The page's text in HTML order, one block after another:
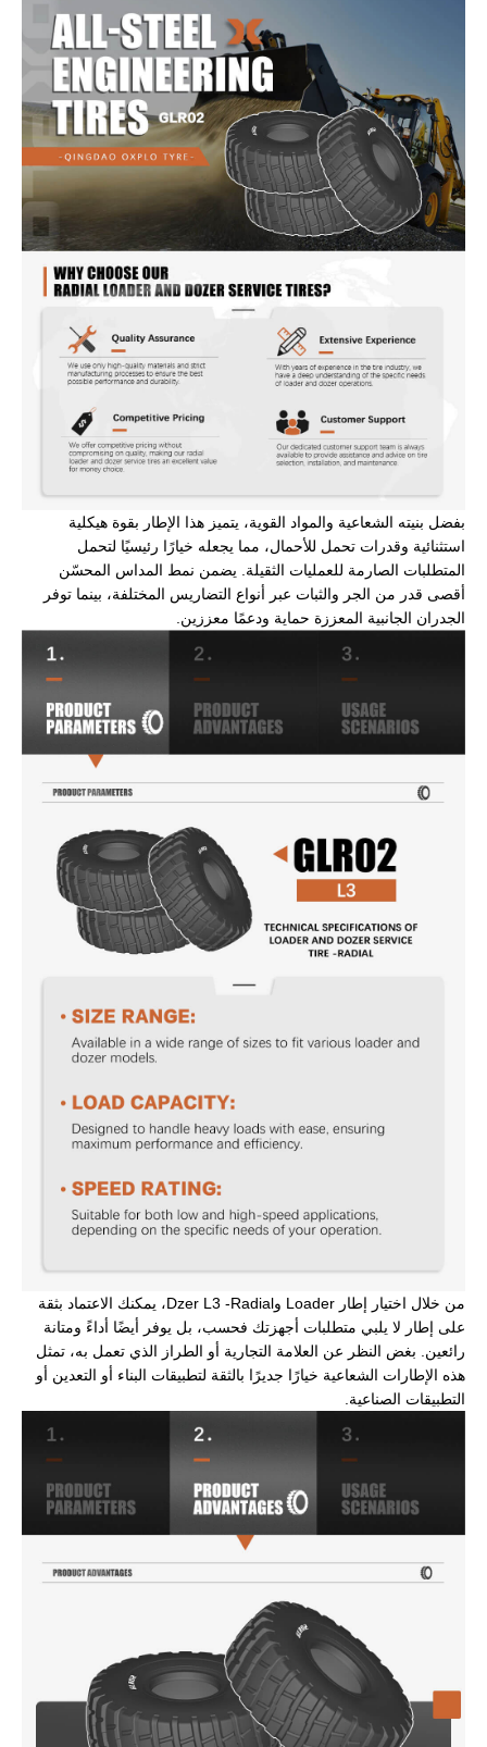
بفضل بنيته الشعاعية والمواد القوية، يتميز هذا الإطار بقوة هيكلية
استثنائية وقدرات تحمل للأحمال، مما يجعله خيارًا رئيسيًا لتحمل
المتطلبات الصارمة للعمليات الثقيلة. يضمن نمط المداس المحسّن
أقصى قدر من الجر والثبات عبر أنواع التضاريس المختلفة، بينما توفر
الجدران الجانبية المعززة حماية ودعمًا معززين.
من خلال اختيار إطار Loader وDzer L3 -Radial، يمكنك الاعتماد بثقة
على إطار لا يلبي متطلبات أجهزتك فحسب، بل يوفر أيضًا أداءً ومتانة
رائعين. بغض النظر عن العلامة التجارية أو الطراز الذي تعمل به، تمثل
هذه الإطارات الشعاعية خيارًا جديرًا بالثقة لتطبيقات البناء أو التعدين أو
التطبيقات الصناعية.